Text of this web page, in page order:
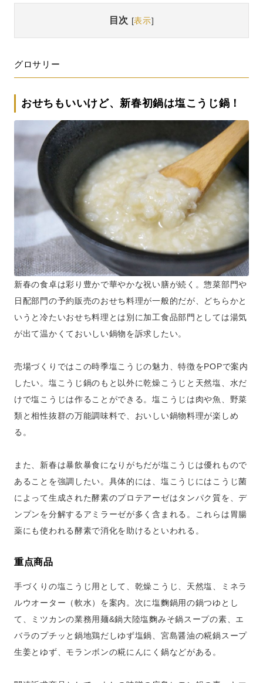
目次 [表示]
グロサリー
おせちもいいけど、新春初鍋は塩こうじ鍋！
新春の食卓は彩り豊かで華やかな祝い膳が続く。惣菜部門や
日配部門の予約販売のおせち料理が一般的だが、どちらかと
いうと冷たいおせち料理とは別に加工食品部門としては湯気
が出て温かくておいしい鍋物を訴求したい。
売場づくりではこの時季塩こうじの魅力、特徴をPOPで案内
したい。塩こうじ鍋のもと以外に乾燥こうじと天然塩、水だ
けで塩こうじは作ることができる。塩こうじは肉や魚、野菜
類と相性抜群の万能調味料で、おいしい鍋物料理が楽しめ
る。
また、新春は暴飲暴食になりがちだが塩こうじは優れもので
あることを強調したい。具体的には、塩こうじにはこうじ菌
によって生成された酵素のプロテアーゼはタンパク質を、デ
ンプンを分解するアミラーゼが多く含まれる。これらは胃腸
薬にも使われる酵素で消化を助けるといわれる。
重点商品
手づくりの塩こうじ用として、乾燥こうじ、天然塩、ミネラ
ルウオーター（軟水）を案内。次に塩麴鍋用の鍋つゆとし
て、ミツカンの業務用麺&鍋大陸塩麴みそ鍋スープの素、エ
バラのプチッと鍋地鶏だしゆず塩鍋、宮島醤油の糀鍋スープ
生姜とゆず、モランボンの糀にんにく鍋などがある。